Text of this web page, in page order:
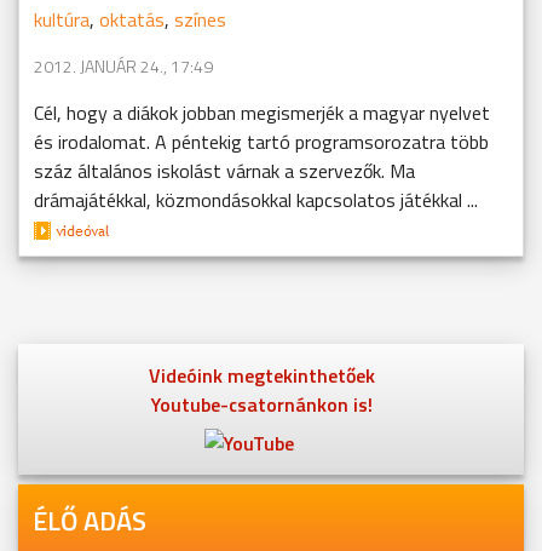
kultúra, oktatás, színes
2012. JANUÁR 24., 17:49
Cél, hogy a diákok jobban megismerjék a magyar nyelvet
és irodalomat. A péntekig tartó programsorozatra több
száz általános iskolást várnak a szervezők. Ma
drámajátékkal, közmondásokkal kapcsolatos játékkal ...
Videóink megtekinthetőek
Youtube-csatornánkon is!
ÉLŐ ADÁS